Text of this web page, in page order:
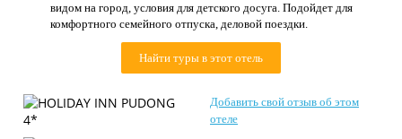
Как купить
Контакты
видом на город, условия для детского досуга. Подойдет для
комфортного семейного отпуска, деловой поездки.
Найти туры в этот отель
Добавить свой отзыв об этом
отеле